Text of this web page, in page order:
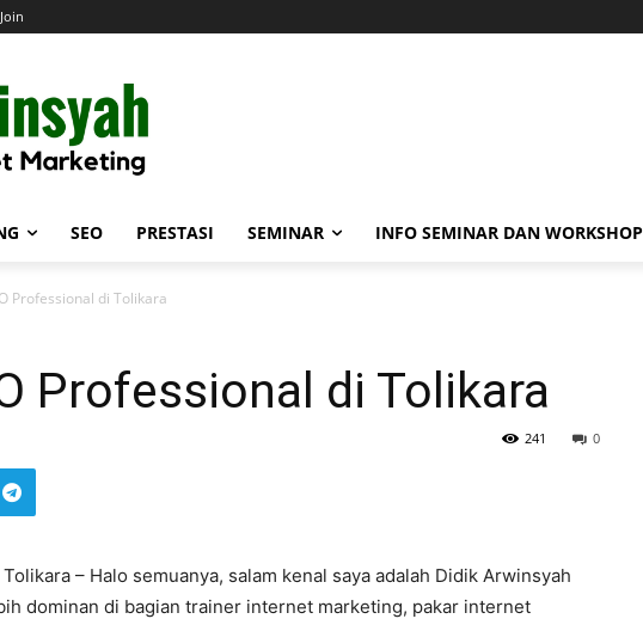
SEO PRESTASI SEMINAR INFO SEMINAR DAN WORKSHOP
Professional di Tolikara
Professional di Tolikara
0
241
– Halo semuanya, salam kenal saya adalah Didik Arwinsyah
dominan di bagian trainer internet marketing, pakar internet